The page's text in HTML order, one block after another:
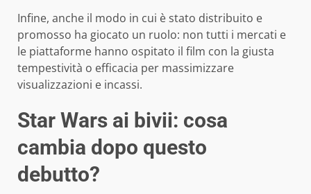
Infine, anche il modo in cui è stato distribuito e
promosso ha giocato un ruolo: non tutti i mercati e
le piattaforme hanno ospitato il film con la giusta
tempestività o efficacia per massimizzare
visualizzazioni e incassi.
Star Wars ai bivii: cosa
cambia dopo questo
debutto?